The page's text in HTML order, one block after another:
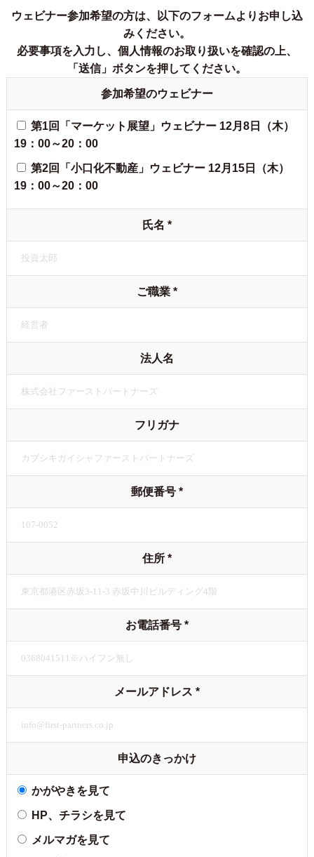
ウェビナー参加希望の方は、以下のフォームよりお申し込
みください。
必要事項を入力し、個人情報のお取り扱いを確認の上、
「送信」ボタンを押してください。
参加希望のウェビナー
第1回「マーケット展望」ウェビナー 12月8日（木）
19：00～20：00
第2回「小口化不動産」ウェビナー 12月15日（木）
19：00～20：00
氏名 *
ご職業 *
法人名
フリガナ
郵便番号 *
住所 *
お電話番号 *
メールアドレス *
申込のきっかけ
かがやきを見て
HP、チラシを見て
メルマガを見て